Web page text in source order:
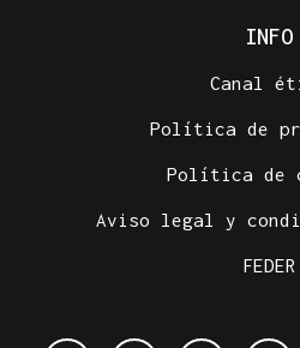
INFO
Canal
Política de
Política de
Aviso legal y
FEDER